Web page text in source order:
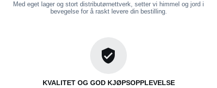
Med eget lager og stort distributørnettverk, setter vi himmel og jord i
bevegelse for å raskt levere din bestilling.
KVALITET OG GOD KJØPSOPPLEVELSE